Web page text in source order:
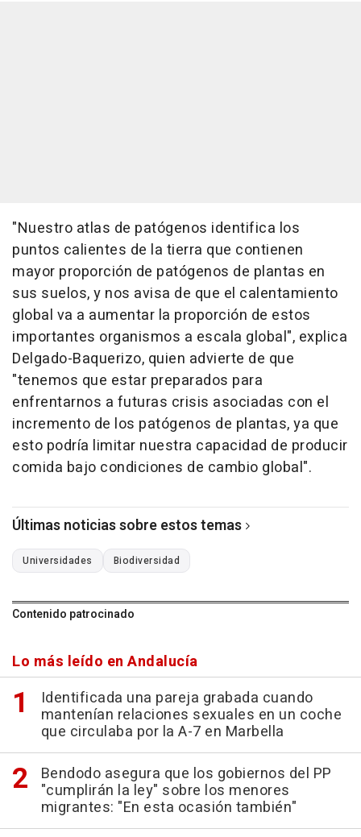
"Nuestro atlas de patógenos identifica los
puntos calientes de la tierra que contienen
mayor proporción de patógenos de plantas en
sus suelos, y nos avisa de que el calentamiento
global va a aumentar la proporción de estos
importantes organismos a escala global", explica
Delgado-Baquerizo, quien advierte de que
"tenemos que estar preparados para
enfrentarnos a futuras crisis asociadas con el
incremento de los patógenos de plantas, ya que
esto podría limitar nuestra capacidad de producir
comida bajo condiciones de cambio global".
Últimas noticias sobre estos temas
Universidades Biodiversidad
Contenido patrocinado
Lo más leído en Andalucía
Identificada una pareja grabada cuando
mantenían relaciones sexuales en un coche
que circulaba por la A-7 en Marbella
Bendodo asegura que los gobiernos del PP
"cumplirán la ley" sobre los menores
migrantes: "En esta ocasión también"